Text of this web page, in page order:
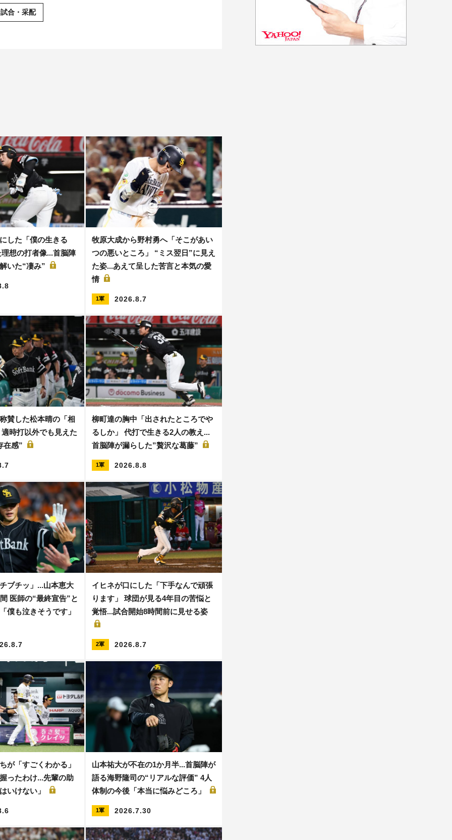
合・采配
した「僕の生きる
想の打者像...首脳陣
いた“凄み”
牧原大成から野村勇へ「そこがあい
つの悪いところ」 “ミス翌日”に見え
た姿...あえて呈した苦言と本気の愛
情
1軍 2026.8.7
賛した松本晴の「相
時打以外でも見えた
在感”
柳町達の胸中「出されたところでや
るしか」 代打で生きる2人の教え...
首脳陣が漏らした”贅沢な葛藤”
1軍 2026.8.8
ブチッ」...山本恵大
医師の“最終宣告”と
僕も泣きそうです」
イヒネが口にした「下手なんで頑張
ります」 球団が見る4年目の苦悩と
覚悟...試合開始8時間前に見せる姿
2軍 2026.8.7
が「すごくわかる」
ったわけ...先輩の助
いけない」
山本祐大が不在の1か月半...首脳陣が
語る海野隆司の“リアルな評価” 4人
体制の今後「本当に悩みどころ」
1軍 2026.7.30